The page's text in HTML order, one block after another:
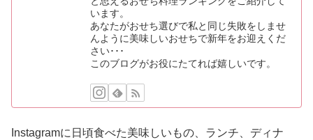
います。
あなたがおせち選びで私と同じ失敗をしませ
んように美味しいおせちで新年をお迎えくだ
さい･･･
このブログがお役にたてれば嬉しいです。
Instagramに日頃食べた美味しいもの、ランチ、ディナ